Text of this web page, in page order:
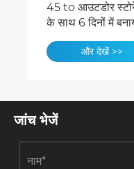
45 to आउटडोर
के साथ 6 दिनों में
और देखें >>
जांच भेजें